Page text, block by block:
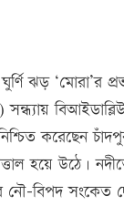
ঝড় ‘মোরা’র
করেছেন
হয়ে উঠে।
নৌ-বিপদ সংকেত